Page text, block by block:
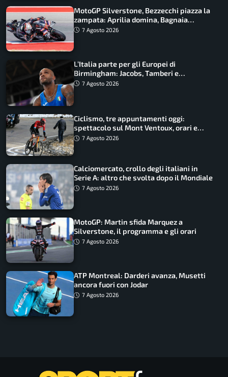
MotoGP Silverstone, Bezzecchi piazza la
zampata: Aprilia domina, Bagnaia
costretto al Q1
7 Agosto 2026
L’Italia parte per gli Europei di
Birmingham: Jacobs, Tamberi e
Battocletti guidano una spedizione
7 Agosto 2026
Ciclismo, tre appuntamenti oggi:
spettacolo sul Mont Ventoux, orari e
come vederli
7 Agosto 2026
Calciomercato, crollo degli italiani in
Serie A: altro che svolta dopo il Mondiale
7 Agosto 2026
MotoGP: Martin sfida Marquez a
Silverstone, il programma e gli orari
7 Agosto 2026
ATP Montreal: Darderi avanza, Musetti
ancora fuori con Jodar
7 Agosto 2026